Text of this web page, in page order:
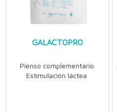
GALACTOPRO
Pienso complementario.
Estimulación láctea